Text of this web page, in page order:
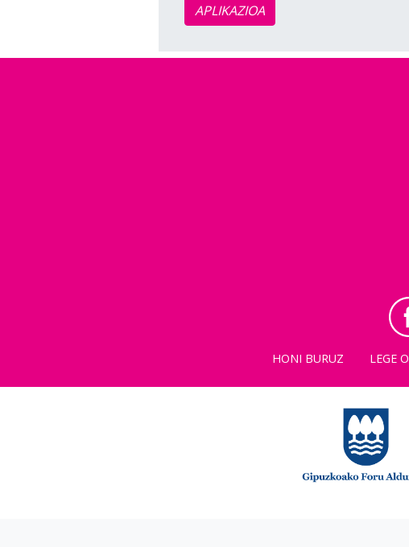
APLIKAZIOA
HONI BURUZ LEGE